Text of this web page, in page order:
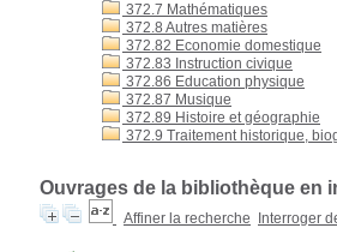
372.7 Mathématiques
372.8 Autres matières
372.82 Economie domestique
372.83 Instruction civique
372.86 Education physique
372.87 Musique
372.89 Histoire et géographie
372.9 Traitement historique,
Ouvrages de la bibliothèque en
Affiner la recherche Interroger